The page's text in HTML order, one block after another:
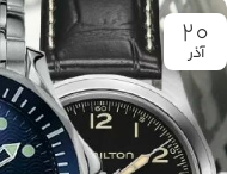
20
آذر